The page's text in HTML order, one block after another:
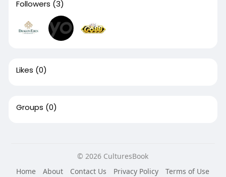
Followers (3)
Likes (0)
Groups (0)
© 2026 CulturesBook
Home
About Contact Us Privacy Policy
Terms of Use